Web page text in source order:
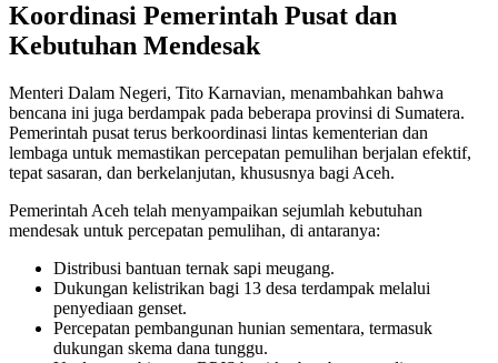
Koordinasi Pemerintah Pusat dan
Kebutuhan Mendesak
Menteri Dalam Negeri, Tito Karnavian, menambahkan bahwa
bencana ini juga berdampak pada beberapa provinsi di Sumatera.
Pemerintah pusat terus berkoordinasi lintas kementerian dan
lembaga untuk memastikan percepatan pemulihan berjalan efektif,
tepat sasaran, dan berkelanjutan, khususnya bagi Aceh.
Pemerintah Aceh telah menyampaikan sejumlah kebutuhan
mendesak untuk percepatan pemulihan, di antaranya:
Distribusi bantuan ternak sapi meugang.
Dukungan kelistrikan bagi 13 desa terdampak melalui
penyediaan genset.
Percepatan pembangunan hunian sementara, termasuk
dukungan skema dana tunggu.